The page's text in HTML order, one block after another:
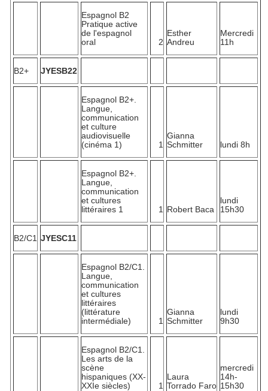
Espagnol B2
Pratique active
de l'espagnol
oral
2
Esther
Andreu
Mercredi
11h
B2+ JYESB22
Espagnol B2+.
Langue,
communication
et culture
audiovisuelle
(cinéma 1)
1
Gianna
Schmitter
lundi 8h
Espagnol B2+.
Langue,
communication
et cultures
littéraires 1
1 Robert Baca
lundi
15h30
B2/C1 JYESC11
Espagnol B2/C1.
Langue,
communication
et cultures
littéraires
(littérature
intermédiale)
1
Gianna
Schmitter
lundi
9h30
Espagnol B2/C1.
Les arts de la
scène
hispaniques (XX-
XXIe siècles)
1
Laura
Torrado Faro
mercredi
14h-
15h30